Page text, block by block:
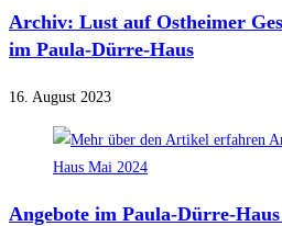
Archiv: Lust auf Ostheimer
im Paula-Dürre-Haus
16. August 2023
Angebote im Paula-Dürre-